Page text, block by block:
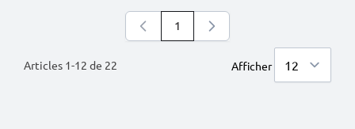
Articles 1-12 de 22
Vous lisez actuellement la page
1
Afficher